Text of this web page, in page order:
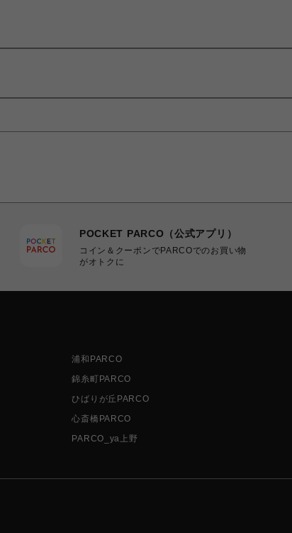
POCKET PARCO（公式アプリ）
コイン＆クーポンでPARCOでのお買い物
がオトクに
浦和PARCO
錦糸町PARCO
ひばりが丘PARCO
心斎橋PARCO
PARCO_ya上野